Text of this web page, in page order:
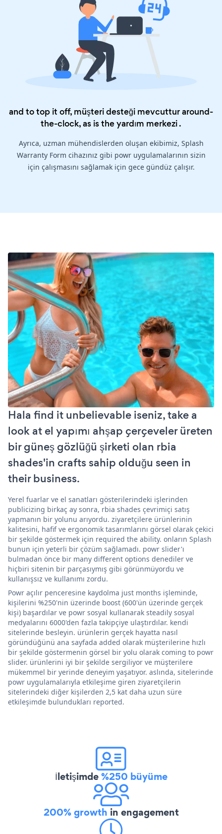
and to top it off, müşteri desteği mevcuttur around-
the-clock, as is theyardım merkezi.
Ayrıca, uzman mühendislerden oluşan ekibimiz, Splash
Warranty Form cihazınız gibi powr uygulamalarının sizin
için çalışmasını sağlamak için gece gündüz çalışır.
Hala find it unbelievable iseniz, take a
look at el yapımı ahşap çerçeveler üreten
bir güneş gözlüğü şirketi olan rbia
shades'in crafts sahip olduğu seen in
their business.
Yerel fuarlar ve el sanatları gösterilerindeki işlerinden
publicizing birkaç ay sonra, rbia shades çevrimiçi satış
yapmanın bir yolunu arıyordu. ziyaretçilere ürünlerinin
kalitesini, hafif ve ergonomik tasarımlarını görsel olarak çekici
bir şekilde göstermek için required the ability. onların Splash
bunun için yeterli bir çözüm sağlamadı. powr slider'ı
bulmadan önce bir many different options denediler ve
hiçbiri sitenin bir parçasıymış gibi görünmüyordu ve
kullanışsız ve kullanımı zordu.
Powr açılır penceresine kaydolma just months işleminde,
kişilerini %250'nin üzerinde boost (600'ün üzerinde gerçek
kişi) başardılar ve powr sosyal kullanarak steadily sosyal
medyalarını 6000'den fazla takipçiye ulaştırdılar. kendi
sitelerinde besleyin. ürünlerin gerçek hayatta nasıl
göründüğünü ana sayfada added olarak müşterilerine hızlı
bir şekilde göstermenin görsel bir yolu olarak coming to powr
slider. ürünlerini iyi bir şekilde sergiliyor ve müşterilere
mükemmel bir yerinde deneyim yaşatıyor. aslında, sitelerinde
powr uygulamalarıyla etkileşime giren ziyaretçilerin
sitelerindeki diğer kişilerden 2,5 kat daha uzun süre
etkileşimde bulundukları reported.
İletişimde%250 büyüme
200% growth in engagement